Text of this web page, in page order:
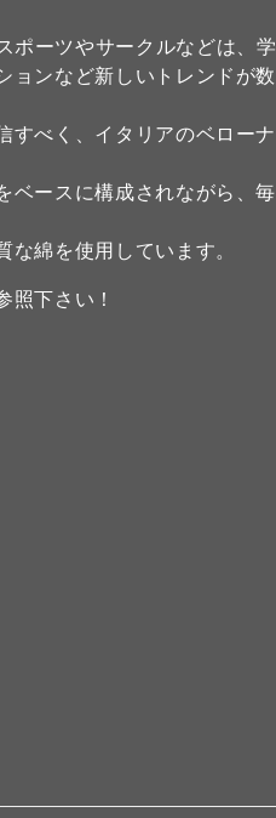
ポーツやサークルなどは、学
ョンなど新しいトレンドが数
すべく、イタリアのベローナ
ベースに構成されながら、毎
綿を使用しています。
下さい！